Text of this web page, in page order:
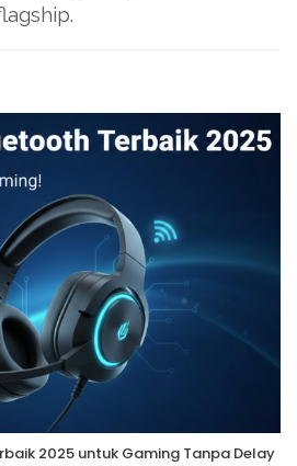
2025 untuk Gaming Tanpa Delay